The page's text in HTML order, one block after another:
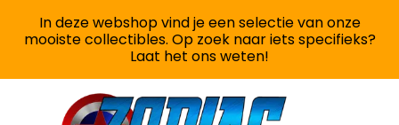
In deze webshop vind je een selectie van onze
mooiste collectibles. Op zoek naar iets specifieks?
Laat het ons weten!